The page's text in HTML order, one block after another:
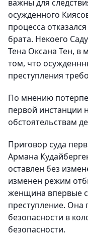
важны для
осужденного
процесса
брата. Некоего
Тена Оксана Тен, в
том, что
преступления
По мнению
первой инстанции
обстоятельствам
Приговор суда
Армана
оставлен без
изменен режим
женщина впервые
преступление. Она
безопасности в
безопасности.